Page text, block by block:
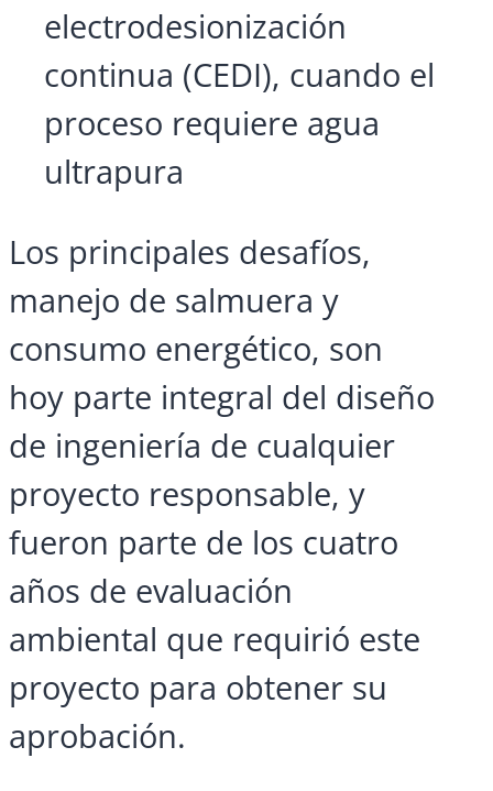
electrodesionización
continua (CEDI), cuando el
proceso requiere agua
ultrapura
Los principales desafíos,
manejo de salmuera y
consumo energético, son
hoy parte integral del diseño
de ingeniería de cualquier
proyecto responsable, y
fueron parte de los cuatro
años de evaluación
ambiental que requirió este
proyecto para obtener su
aprobación.